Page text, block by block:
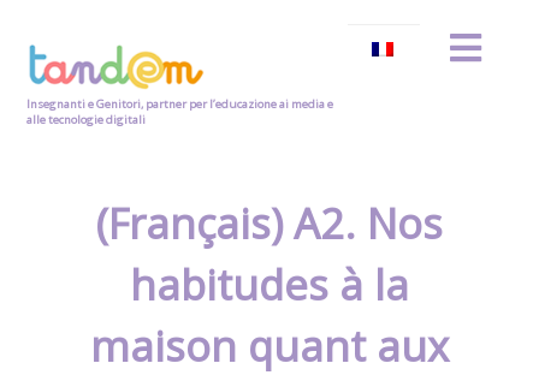
Insegnanti e Genitori, partner per l’educazione ai media e
alle tecnologie digitali
(Français) A2. Nos
habitudes à la
maison quant aux